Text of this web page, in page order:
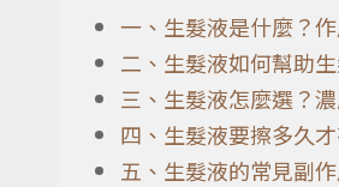
一、生髮液是什麼？
二、生髮液如何幫助
三、生髮液怎麼選？
四、生髮液要擦多久
五、生髮液的常見副